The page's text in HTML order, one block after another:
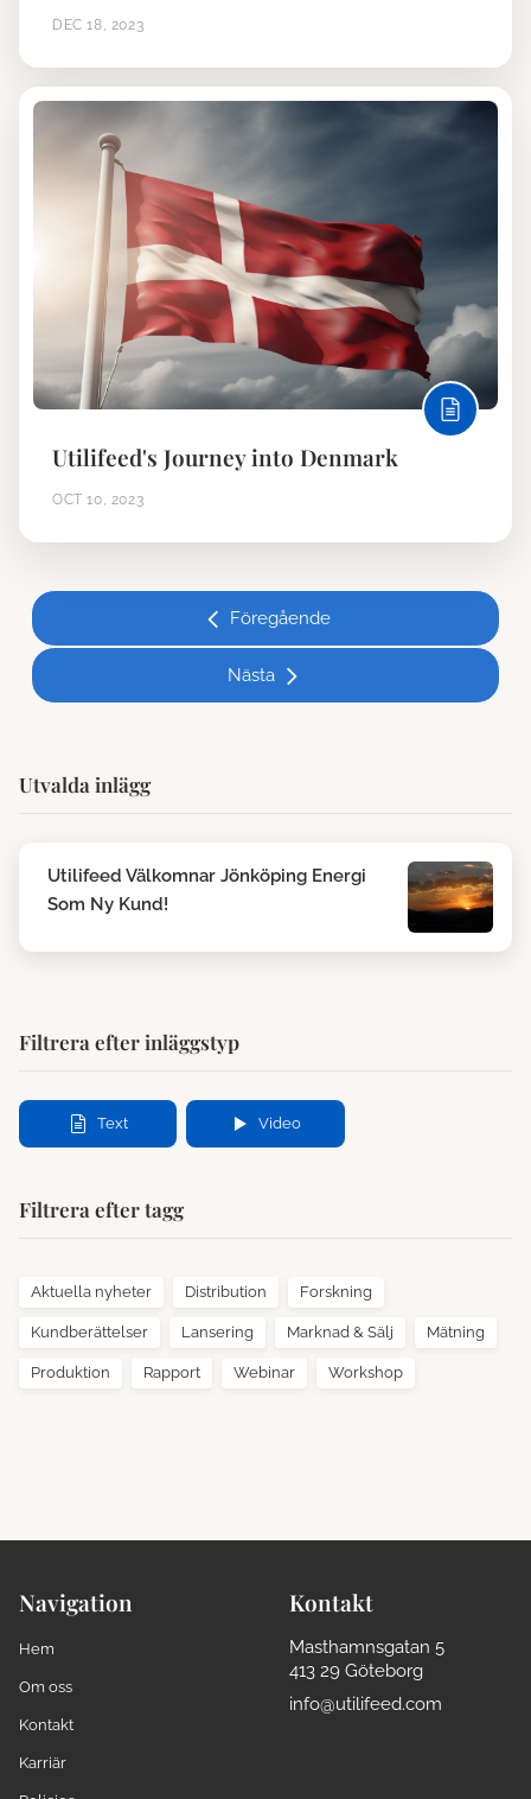
DEC 18, 2023
Utilifeed's Journey into Denmark
OCT 10, 2023
Föregående
Nästa
Utvalda inlägg
Utilifeed Välkomnar Jönköping Energi
Som Ny Kund!
Filtrera efter inläggstyp
Text Video
Filtrera efter tagg
Aktuella nyheter Distribution Forskning
Kundberättelser Lansering Marknad & Sälj Mätning
Produktion Rapport Webinar Workshop
Navigation
Hem
Om oss
Kontakt
Karriär
Kontakt
Masthamnsgatan 5
413 29 Göteborg
info@utilifeed.com